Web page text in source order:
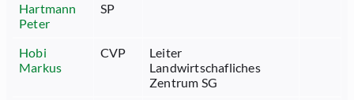
Hartmann
Peter
SP
Hobi
Markus
CVP
Leiter
Landwirtschafliches
Zentrum SG